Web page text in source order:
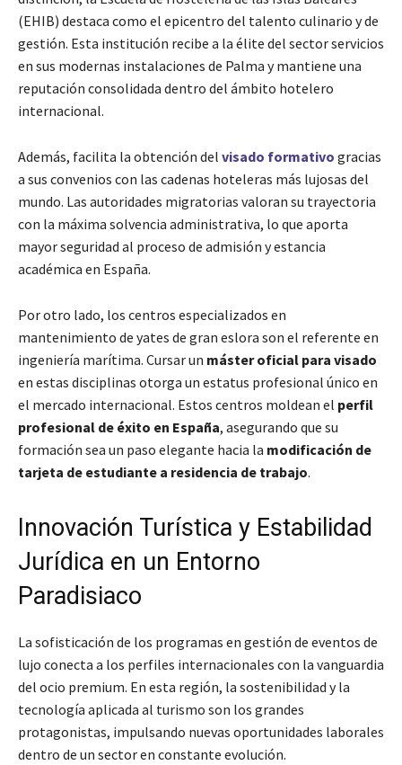
(EHIB) destaca como el epicentro del talento culinario y de
gestión. Esta institución recibe a la élite del sector servicios
en sus modernas instalaciones de Palma y mantiene una
reputación consolidada dentro del ámbito hotelero
internacional.
Además, facilita la obtención del visado formativo gracias
a sus convenios con las cadenas hoteleras más lujosas del
mundo. Las autoridades migratorias valoran su trayectoria
con la máxima solvencia administrativa, lo que aporta
mayor seguridad al proceso de admisión y estancia
académica en España.
Por otro lado, los centros especializados en
mantenimiento de yates de gran eslora son el referente en
ingeniería marítima. Cursar un máster oficial para visado
en estas disciplinas otorga un estatus profesional único en
el mercado internacional. Estos centros moldean el perfil
profesional de éxito en España, asegurando que su
formación sea un paso elegante hacia la modificación de
tarjeta de estudiante a residencia de trabajo.
Innovación Turística y Estabilidad
Jurídica en un Entorno
Paradisiaco
La sofisticación de los programas en gestión de eventos de
lujo conecta a los perfiles internacionales con la vanguardia
del ocio premium. En esta región, la sostenibilidad y la
tecnología aplicada al turismo son los grandes
protagonistas, impulsando nuevas oportunidades laborales
dentro de un sector en constante evolución.